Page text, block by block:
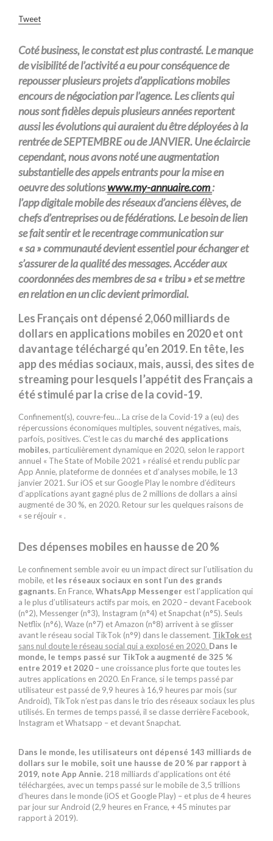
Tweet
Coté business, le constat est plus contrasté. Le manque
de visibilité de l’activité a eu pour conséquence de
repousser plusieurs projets d’applications mobiles
encours de négociation par l’agence. Les clients qui
nous sont fidèles depuis plusieurs années reportent
aussi les évolutions qui auraient du être déployées à la
rentrée de SEPTEMBRE ou de JANVIER. Une éclaircie
cependant, nous avons noté une augmentation
substantielle des appels entrants pour la mise en
oeuvre des solutionswww.my-annuaire.com:
l’app digitale mobile des réseaux d’anciens élèves, de
chefs d’entreprises ou de fédérations. Le besoin de lien
se fait sentir et le recentrage communication sur
« sa » communauté devient essentiel pour échanger et
s’assurer de la qualité des messages. Accéder aux
coordonnées des membres de sa « tribu » et se mettre
en relation en un clic devient primordial.
Les Français ont dépensé 2,060 milliards de
dollars en applications mobiles en 2020 et ont
davantage téléchargé qu’en 2019. En tête, les
app des médias sociaux, mais, aussi, des sites de
streaming pour lesquels l’appétit des Français a
été stimulé par la crise de la covid-19.
Confinement(s), couvre-feu… La crise de la Covid-19 a (eu) des
répercussions économiques multiples, souvent négatives, mais,
parfois, positives. C’est le cas du marché des applications
mobiles, particulièrement dynamique en 2020, selon le rapport
annuel « The State of Mobile 2021 » réalisé et rendu public par
App Annie, plateforme de données et d’analyses mobile, le 13
janvier 2021. Sur iOS et sur Google Play le nombre d’éditeurs
d’applications ayant gagné plus de 2 millions de dollars a ainsi
augmenté de 30 %, en 2020. Retour sur les quelques raisons de
« se réjouir « .
Des dépenses mobiles en hausse de 20 %
Le confinement semble avoir eu un impact direct sur l’utilisation du
mobile, et les réseaux sociaux en sont l’un des grands
gagnants. En France, WhatsApp Messenger est l’application qui
a le plus d’utilisateurs actifs par mois, en 2020 – devant Facebook
(n°2), Messenger (n°3), Instagram (n°4) et Snapchat (n°5). Seuls
Netflix (n°6), Waze (n°7) et Amazon (n°8) arrivent à se glisser
avant le réseau social TikTok (n°9) dans le classement. TikTok est
sans nul doute le réseau social qui a explosé en 2020. Dans le
monde, le temps passé sur TikTok a augmenté de 325 %
entre 2019 et 2020 – une croissance plus forte que toutes les
autres applications en 2020. En France, si le temps passé par
utilisateur est passé de 9,9 heures à 16,9 heures par mois (sur
Android), TikTok n’est pas dans le trio des réseaux sociaux les plus
utilisés. En termes de temps passé, il se classe derrière Facebook,
Instagram et Whatsapp – et devant Snapchat.
Dans le monde, les utilisateurs ont dépensé 143 milliards de
dollars sur le mobile, soit une hausse de 20 % par rapport à
2019, note App Annie. 218 milliards d’applications ont été
téléchargées, avec un temps passé sur le mobile de 3,5 trillions
d’heures dans le monde (iOS et Google Play) – et plus de 4 heures
par jour sur Android (2,9 heures en France, + 45 minutes par
rapport à 2019).